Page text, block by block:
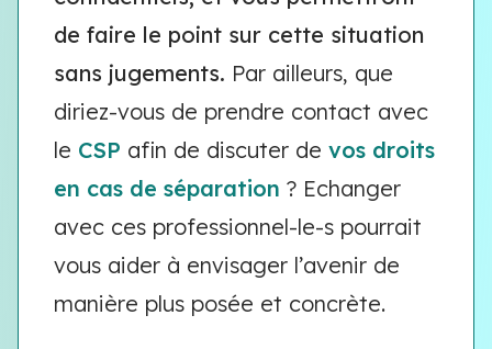
de faire le point sur cette situation
sans jugements. Par ailleurs, que
diriez-vous de prendre contact avec
le CSP afin de discuter de vos droits
en cas de séparation ? Echanger
avec ces professionnel-le-s pourrait
vous aider à envisager l’avenir de
manière plus posée et concrète.